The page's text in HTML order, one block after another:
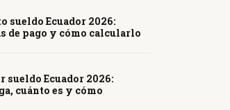
sueldo Ecuador 2026:
de pago y cómo calcularlo
sueldo Ecuador 2026:
cuánto es y cómo